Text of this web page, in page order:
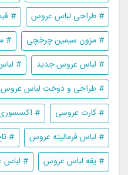
# طراحی لباس عروس
#
# مزون سیمین چرخچی
#
# لباس عروس جدید
# لباس
# طراحی و دوخت لباس عروس
# کارت عروسی
#
# لباس فرمالیته عروس
#
# یقه لباس عروس
#